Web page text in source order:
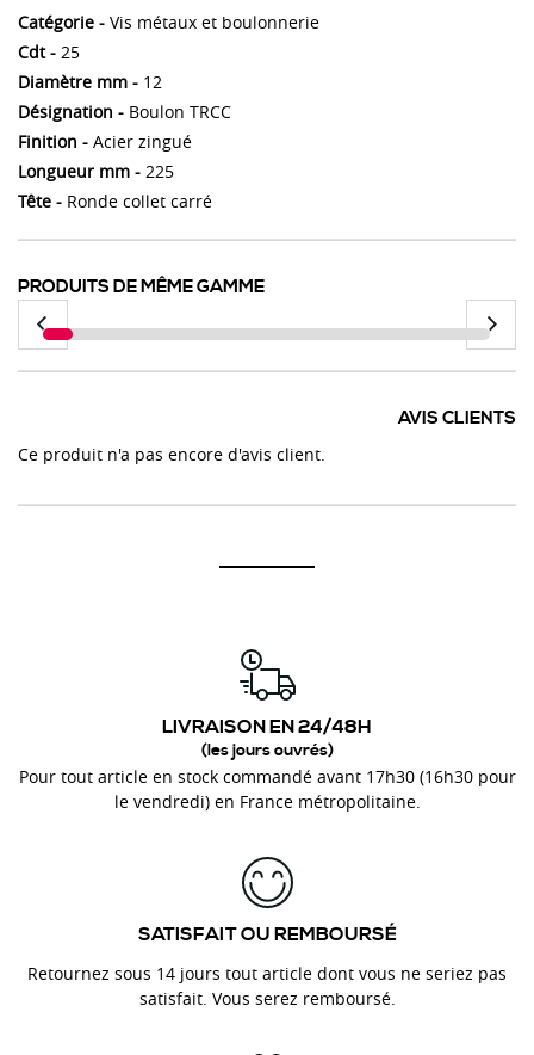
Catégorie - Vis métaux et boulonnerie
Cdt - 25
Diamètre mm - 12
Désignation - Boulon TRCC
Finition - Acier zingué
Longueur mm - 225
Tête - Ronde collet carré
PRODUITS DE MÊME GAMME
AVIS CLIENTS
Ce produit n'a pas encore d'avis client.
LIVRAISON EN 24/48H
(les jours ouvrés)
Pour tout article en stock commandé avant 17h30 (16h30 pour
le vendredi) en France métropolitaine.
SATISFAIT OU REMBOURSÉ
Retournez sous 14 jours tout article dont vous ne seriez pas
satisfait. Vous serez remboursé.